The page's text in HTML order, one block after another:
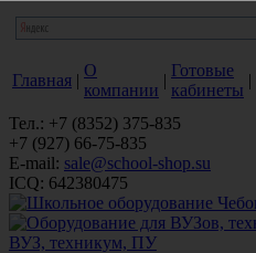
Главная |
О
компании
|
Готовые
кабинеты
|
Тел.: +7 (8352) 375-835
+7 (927) 66-75-835
E-mail: sale@school-shop.su
ICQ: 642380475
ВУЗ, техникум, ПУ